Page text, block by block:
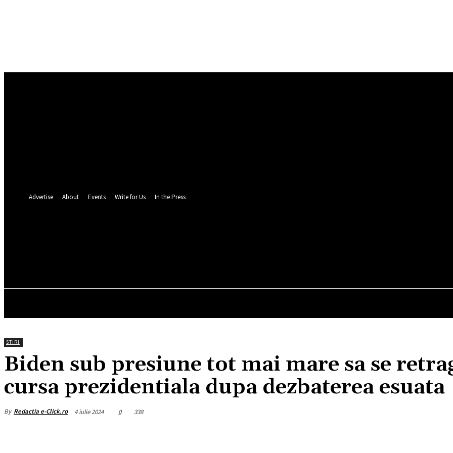
Advertise About Events Write for Us In the Press
STIRI
Biden sub presiune tot mai mare sa se
cursa prezidentiala dupa dezbaterea esuata
By Redactia e-Click.ro 4 iulie 2024 0 338